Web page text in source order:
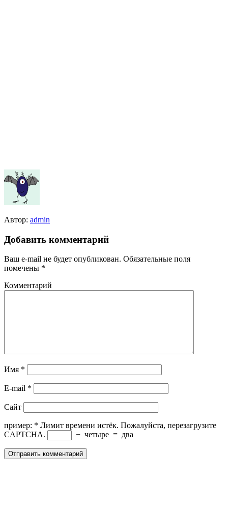
Автор: admin
Добавить комментарий
Ваш e-mail не будет опубликован. Обязательные поля
помечены *
Комментарий
Имя *
E-mail *
Сайт
пример: * Лимит времени истёк. Пожалуйста, перезагрузите
CAPTCHA.
− четыре = два